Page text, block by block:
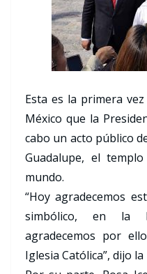
Esta es la primera
México que la
cabo un acto público
Guadalupe, el
mundo.
“Hoy agradecemos
simbólico, en la
agradecemos por
Iglesia Católica”, dijo